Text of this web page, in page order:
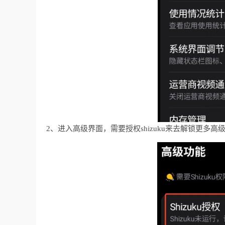
2、进入高级界面，需要授权shizuku来去解锁更多高